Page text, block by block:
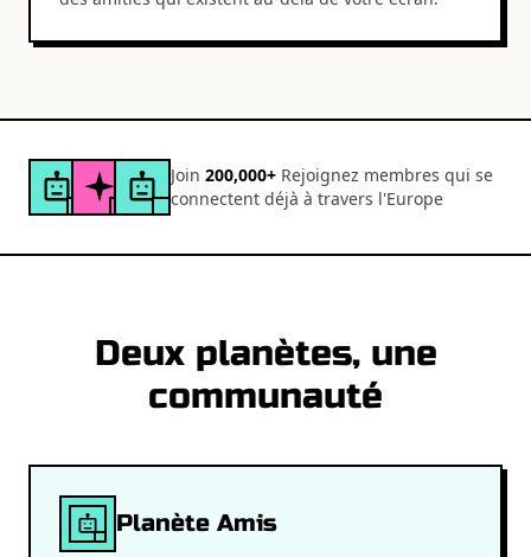
Join 200,000+ Rejoignez membres qui se
connectent déjà à travers l'Europe
Deux planètes, une
communauté
Planète Amis